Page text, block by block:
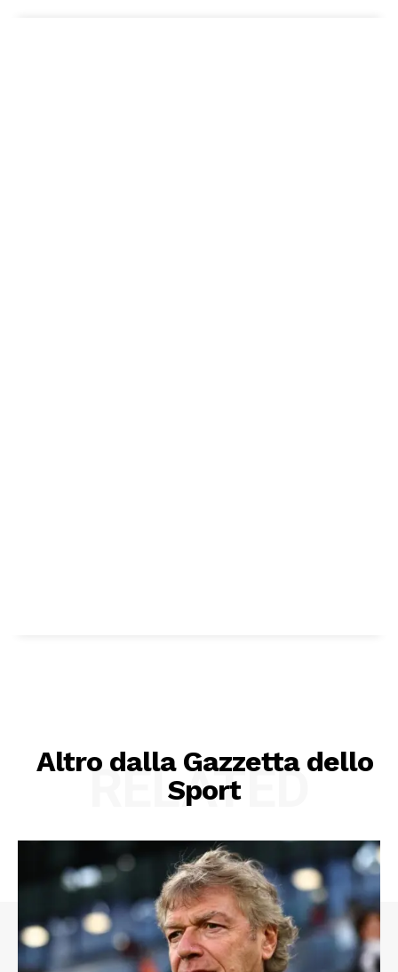
Altro dalla Gazzetta dello
Sport
RELATED